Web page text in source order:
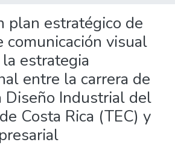
plan estratégico de
comunicación visual
estrategia
entre la carrera de
Diseño Industrial del
Costa Rica (TEC) y